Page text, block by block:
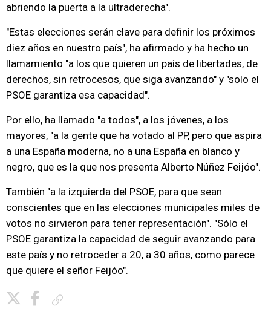
abriendo la puerta a la ultraderecha".
"Estas elecciones serán clave para definir los próximos
diez años en nuestro país", ha afirmado y ha hecho un
llamamiento "a los que quieren un país de libertades, de
derechos, sin retrocesos, que siga avanzando" y "solo el
PSOE garantiza esa capacidad".
Por ello, ha llamado "a todos", a los jóvenes, a los
mayores, "a la gente que ha votado al PP, pero que aspira
a una España moderna, no a una España en blanco y
negro, que es la que nos presenta Alberto Núñez Feijóo".
También "a la izquierda del PSOE, para que sean
conscientes que en las elecciones municipales miles de
votos no sirvieron para tener representación". "Sólo el
PSOE garantiza la capacidad de seguir avanzando para
este país y no retroceder a 20, a 30 años, como parece
que quiere el señor Feijóo".